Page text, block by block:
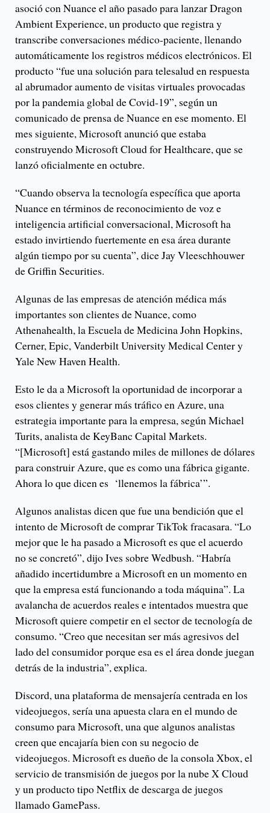
asoció con Nuance el año pasado para lanzar Dragon
Ambient Experience, un producto que registra y
transcribe conversaciones médico-paciente, llenando
automáticamente los registros médicos electrónicos. El
producto “fue una solución para telesalud en respuesta
al abrumador aumento de visitas virtuales provocadas
por la pandemia global de Covid-19”, según un
comunicado de prensa de Nuance en ese momento. El
mes siguiente, Microsoft anunció que estaba
construyendo Microsoft Cloud for Healthcare, que se
lanzó oficialmente en octubre.
“Cuando observa la tecnología específica que aporta
Nuance en términos de reconocimiento de voz e
inteligencia artificial conversacional, Microsoft ha
estado invirtiendo fuertemente en esa área durante
algún tiempo por su cuenta”, dice Jay Vleeschhouwer
de Griffin Securities.
Algunas de las empresas de atención médica más
importantes son clientes de Nuance, como
Athenahealth, la Escuela de Medicina John Hopkins,
Cerner, Epic, Vanderbilt University Medical Center y
Yale New Haven Health.
Esto le da a Microsoft la oportunidad de incorporar a
esos clientes y generar más tráfico en Azure, una
estrategia importante para la empresa, según Michael
Turits, analista de KeyBanc Capital Markets.
“[Microsoft] está gastando miles de millones de dólares
para construir Azure, que es como una fábrica gigante.
Ahora lo que dicen es ‘llenemos la fábrica’”.
Algunos analistas dicen que fue una bendición que el
intento de Microsoft de comprar TikTok fracasara. “Lo
mejor que le ha pasado a Microsoft es que el acuerdo
no se concretó”, dijo Ives sobre Wedbush. “Habría
añadido incertidumbre a Microsoft en un momento en
que la empresa está funcionando a toda máquina”. La
avalancha de acuerdos reales e intentados muestra que
Microsoft quiere competir en el sector de tecnología de
consumo. “Creo que necesitan ser más agresivos del
lado del consumidor porque esa es el área donde juegan
detrás de la industria”, explica.
Discord, una plataforma de mensajería centrada en los
videojuegos, sería una apuesta clara en el mundo de
consumo para Microsoft, una que algunos analistas
creen que encajaría bien con su negocio de
videojuegos. Microsoft es dueño de la consola Xbox, el
servicio de transmisión de juegos por la nube X Cloud
y un producto tipo Netflix de descarga de juegos
llamado GamePass.